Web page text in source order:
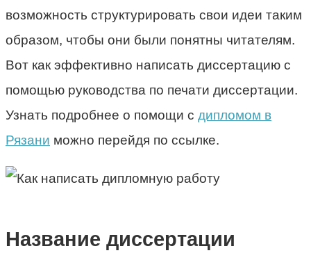
возможность структурировать свои идеи таким
образом, чтобы они были понятны читателям.
Вот как эффективно написать диссертацию с
помощью руководства по печати диссертации.
Узнать подробнее о помощи с дипломом в
Рязани можно перейдя по ссылке.
Название диссертации